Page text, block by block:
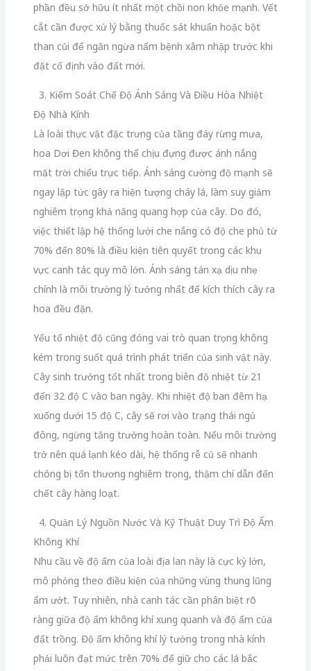
phần đều sở hữu ít nhất một chồi non khỏe mạnh. Vết
cắt cần được xử lý bằng thuốc sát khuẩn hoặc bột
than củi để ngăn ngừa nấm bệnh xâm nhập trước khi
đặt cố định vào đất mới.
3. Kiểm Soát Chế Độ Ánh Sáng Và Điều Hòa Nhiệt
Độ Nhà Kính
Là loài thực vật đặc trưng của tầng đáy rừng mưa,
hoa Dơi Đen không thể chịu đựng được ánh nắng
mặt trời chiếu trực tiếp. Ánh sáng cường độ mạnh sẽ
ngay lập tức gây ra hiện tượng cháy lá, làm suy giảm
nghiêm trọng khả năng quang hợp của cây. Do đó,
việc thiết lập hệ thống lưới che nắng có độ che phủ từ
70% đến 80% là điều kiện tiên quyết trong các khu
vực canh tác quy mô lớn. Ánh sáng tán xạ dịu nhẹ
chính là môi trường lý tưởng nhất để kích thích cây ra
hoa đều đặn.
Yếu tố nhiệt độ cũng đóng vai trò quan trọng không
kém trong suốt quá trình phát triển của sinh vật này.
Cây sinh trưởng tốt nhất trong biên độ nhiệt từ 21
đến 32 độ C vào ban ngày. Khi nhiệt độ ban đêm hạ
xuống dưới 15 độ C, cây sẽ rơi vào trạng thái ngủ
đông, ngừng tăng trưởng hoàn toàn. Nếu môi trường
trở nên quá lạnh kéo dài, hệ thống rễ củ sẽ nhanh
chóng bị tổn thương nghiêm trọng, thậm chí dẫn đến
chết cây hàng loạt.
4. Quản Lý Nguồn Nước Và Kỹ Thuật Duy Trì Độ Ẩm
Không Khí
Nhu cầu về độ ẩm của loài địa lan này là cực kỳ lớn,
mô phỏng theo điều kiện của những vùng thung lũng
ẩm ướt. Tuy nhiên, nhà canh tác cần phân biệt rõ
ràng giữa độ ẩm không khí xung quanh và độ ẩm của
đất trồng. Độ ẩm không khí lý tưởng trong nhà kính
phải luôn đạt mức trên 70% để giữ cho các lá bắc